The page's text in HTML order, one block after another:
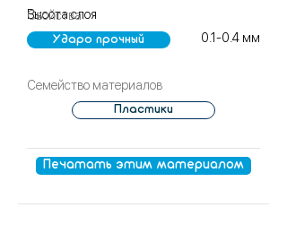
Высота слоя
0.1-0.4 мм
Свойства
Ударо прочный
Семейство материалов
Пластики
Печатать этим материалом